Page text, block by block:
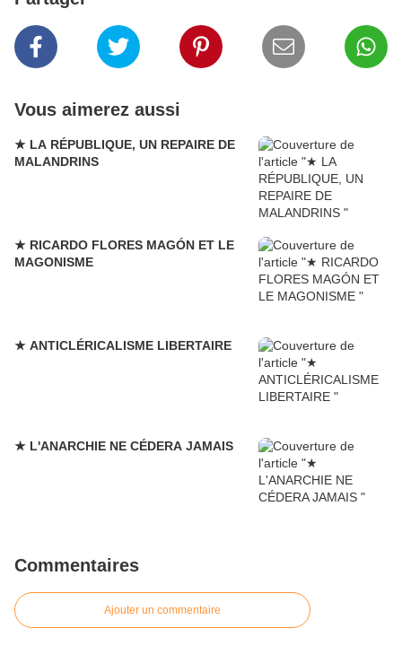
Vous aimerez aussi
★ LA RÉPUBLIQUE, UN REPAIRE DE
MALANDRINS
★ RICARDO FLORES MAGÓN ET LE
MAGONISME
★ ANTICLÉRICALISME LIBERTAIRE
★ L'ANARCHIE NE CÉDERA JAMAIS
Commentaires
Ajouter un commentaire